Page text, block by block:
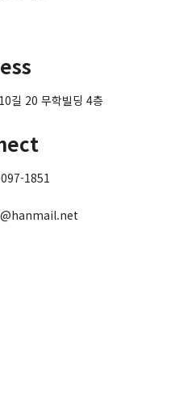
길 20 무학빌딩 4층
1851